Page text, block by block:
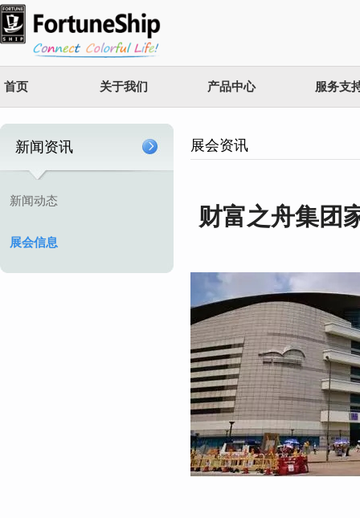
首页 关于我们 产品中心 服务支
新闻资讯
新闻动态
展会信息
展会资讯
财富之舟集团